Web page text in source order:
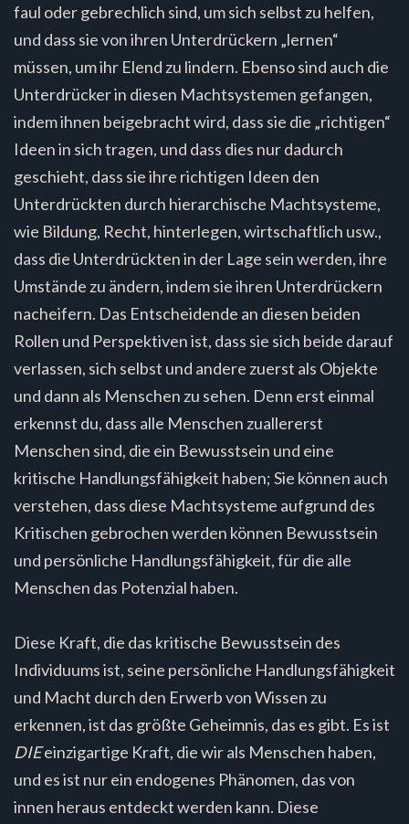
faul oder gebrechlich sind, um sich selbst zu helfen,
und dass sie von ihren Unterdrückern „lernen“
müssen, um ihr Elend zu lindern. Ebenso sind auch die
Unterdrücker in diesen Machtsystemen gefangen,
indem ihnen beigebracht wird, dass sie die „richtigen“
Ideen in sich tragen, und dass dies nur dadurch
geschieht, dass sie ihre richtigen Ideen den
Unterdrückten durch hierarchische Machtsysteme,
wie Bildung, Recht, hinterlegen, wirtschaftlich usw.,
dass die Unterdrückten in der Lage sein werden, ihre
Umstände zu ändern, indem sie ihren Unterdrückern
nacheifern. Das Entscheidende an diesen beiden
Rollen und Perspektiven ist, dass sie sich beide darauf
verlassen, sich selbst und andere zuerst als Objekte
und dann als Menschen zu sehen. Denn erst einmal
erkennst du, dass alle Menschen zuallererst
Menschen sind, die ein Bewusstsein und eine
kritische Handlungsfähigkeit haben; Sie können auch
verstehen, dass diese Machtsysteme aufgrund des
Kritischen gebrochen werden können Bewusstsein
und persönliche Handlungsfähigkeit, für die alle
Menschen das Potenzial haben.
Diese Kraft, die das kritische Bewusstsein des
Individuums ist, seine persönliche Handlungsfähigkeit
und Macht durch den Erwerb von Wissen zu
erkennen, ist das größte Geheimnis, das es gibt. Es ist
DIEeinzigartige Kraft, die wir als Menschen haben,
und es ist nur ein endogenes Phänomen, das von
innen heraus entdeckt werden kann. Diese